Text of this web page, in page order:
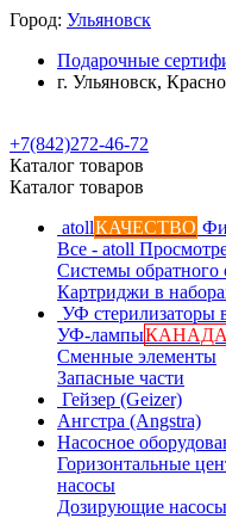
Город: Ульяновск
Подарочные
г. Ульяновск,
+7(842)272-46-72
Каталог товаров
Каталог товаров
atollКАЧЕСТВО
Все - atoll
Системы обратного
Картриджи в
УФ стерилизаторы
УФ-лампыКАНАДА
Сменные элементы
Запасные части
Гейзер (Geizer)
Ангстра (Angstra)
Насосное
Горизонтальные
насосы
Дозирующие насосы